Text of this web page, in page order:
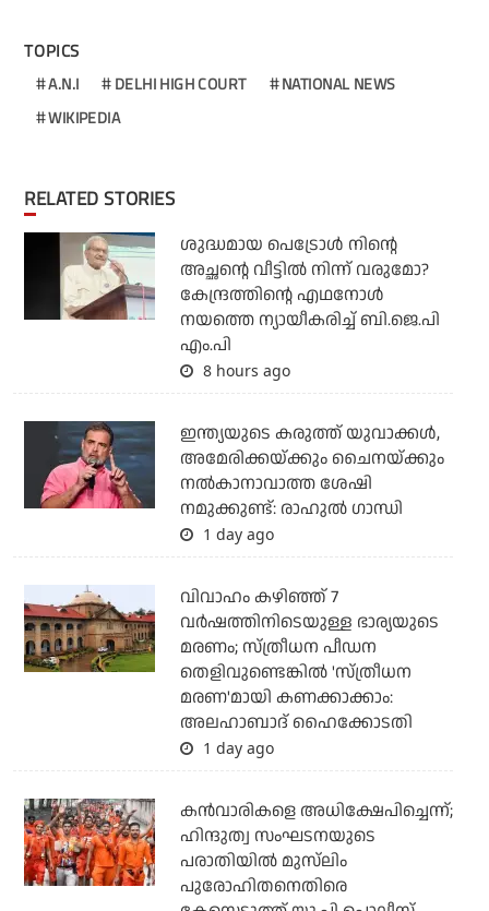
TOPICS
A.N.I DELHI HIGH COURT
NATIONAL NEWS
WIKIPEDIA
RELATED STORIES
ശുദ്ധമായ പെട്രോള്‍ നിന്റെ
അച്ഛന്റെ വീട്ടില്‍ നിന്ന് വരുമോ?
കേന്ദ്രത്തിന്റെ എഥനോള്‍
നയത്തെ ന്യായീകരിച്ച് ബി.ജെ.പി
എം.പി
8 hours ago
ഇന്ത്യയുടെ കരുത്ത് യുവാക്കള്‍,
അമേരിക്കയ്ക്കും ചൈനയ്ക്കും
നല്‍കാനാവാത്ത ശേഷി
നമുക്കുണ്ട്: രാഹുല്‍ ഗാന്ധി
1 day ago
വിവാഹം കഴിഞ്ഞ് 7
വര്‍ഷത്തിനിടെയുള്ള ഭാര്യയുടെ
മരണം; സ്ത്രീധന പീഡന
തെളിവുണ്ടെങ്കില്‍ 'സ്ത്രീധന
മരണ'മായി കണക്കാക്കാം:
അലഹാബാദ് ഹൈക്കോടതി
1 day ago
കന്‍വാരികളെ അധിക്ഷേപിച്ചെന്ന്;
ഹിന്ദുത്വ സംഘടനയുടെ
പരാതിയില്‍ മുസ്‌ലിം
പുരോഹിതനെതിരെ